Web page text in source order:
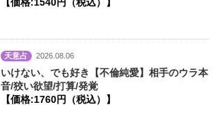
天意占 2026.08.06
いけない、でも好き【不倫純愛】相手のウラ本
音/狡い欲望/打算/発覚
【価格:1760円（税込）】